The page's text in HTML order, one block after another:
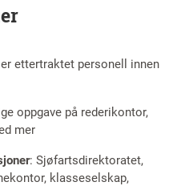
ettertraktet personell innen
oppgave på rederikontor,
mer
: Sjøfartsdirektoratet,
klasseselskap,